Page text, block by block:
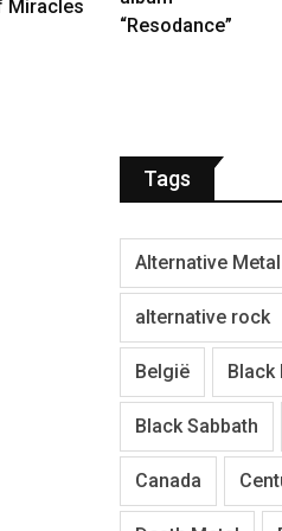
Miracles
“Resodance”
Tags
Alternative Metal
alternative rock
België Black
Black Sabbath
Canada